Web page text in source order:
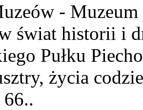
-
świat historii i
Pułku
życia
66..